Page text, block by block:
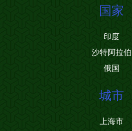
国家
印度
沙特阿拉伯
俄国
城市
上海市